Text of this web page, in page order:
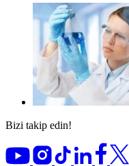
Bizi takip edin!